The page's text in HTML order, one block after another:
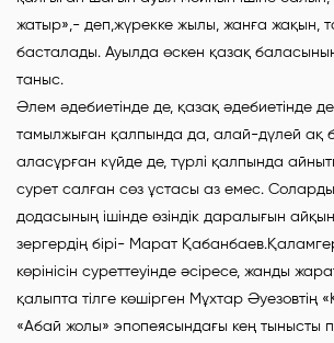
жатыр»,- деп,жүрекке жылы, жанға жақын,
басталады. Ауылда өскен қазақ
таныс.
Әлем әдебиетінде де, қазақ әдебиетінде
тамылжыған қалпында да, алай-дүлей ақ
аласұрған күйде де, түрлі қалпында
сурет салған сөз ұстасы аз емес.
додасының ішінде өзіндік даралығын
зергердің бірі- Марат
көрінісін суреттеуінде әсіресе, жанды
қалыпта тілге көшірген Мұхтар Әуезовтің
«Абай жолы» эпопеясындағы кең тынысты